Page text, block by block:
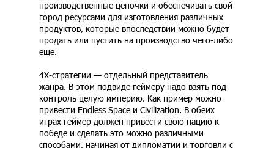
производственные цепочки и обеспечивать свой
город ресурсами для изготовления различных
продуктов, которые впоследствии можно будет
продать или пустить на производство чего-либо
еще.
4Х-стратегии — отдельный представитель
жанра. В этом подвиде геймеру надо взять под
контроль целую империю. Как пример можно
привести Endless Space и Civilization. В обеих
играх геймер должен привести свою нацию к
победе и сделать это можно различными
способами, начиная от дипломатии и торговли с